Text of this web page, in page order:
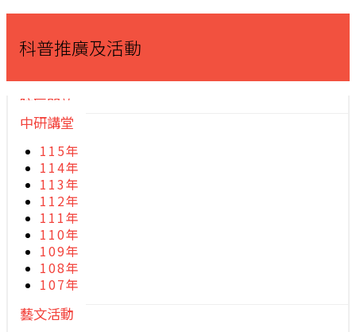
科普推廣及活動
院區開放
中研講堂
115年
114年
113年
112年
111年
110年
109年
108年
107年
藝文活動